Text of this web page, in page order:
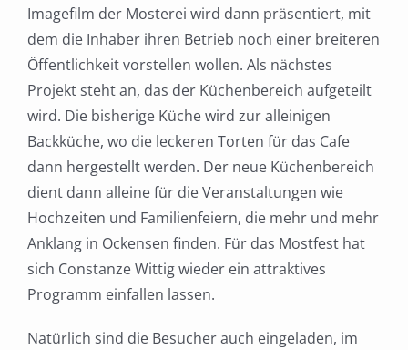
Imagefilm der Mosterei wird dann präsentiert, mit
dem die Inhaber ihren Betrieb noch einer breiteren
Öffentlichkeit vorstellen wollen. Als nächstes
Projekt steht an, das der Küchenbereich aufgeteilt
wird. Die bisherige Küche wird zur alleinigen
Backküche, wo die leckeren Torten für das Cafe
dann hergestellt werden. Der neue Küchenbereich
dient dann alleine für die Veranstaltungen wie
Hochzeiten und Familienfeiern, die mehr und mehr
Anklang in Ockensen finden. Für das Mostfest hat
sich Constanze Wittig wieder ein attraktives
Programm einfallen lassen.
Natürlich sind die Besucher auch eingeladen, im